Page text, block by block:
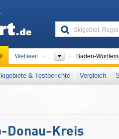
Weltweit ... Baden-
& Testberichte Vergleich
Donau-Kreis